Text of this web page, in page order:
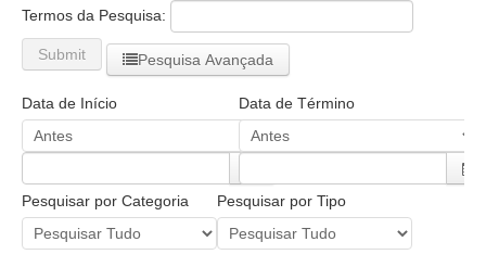
Composição
Desembargadores
Turmas
Varas do Trabalho
Juízes Manaus
Juízes Roraima
Juízes Interior
Termos da Pesquisa:
Submit Pesquisa Avançada
Data de Início Data de Término
Pesquisar por Categoria Pesquisar por Tipo